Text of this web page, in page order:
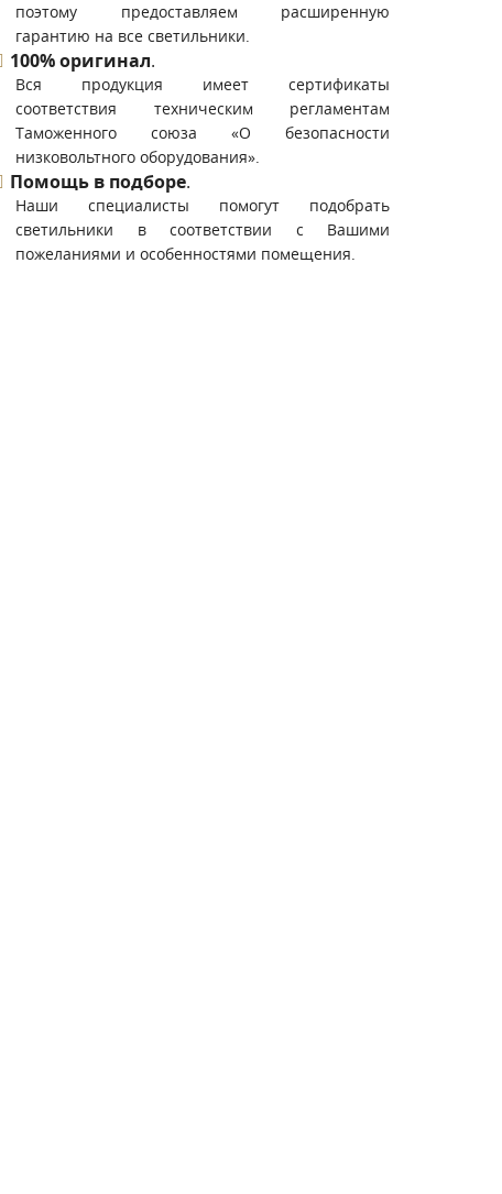
поэтому предоставляем расширенную
гарантию на все светильники.
100% оригинал.
Вся продукция имеет сертификаты
соответствия техническим регламентам
Таможенного союза «О безопасности
низковольтного оборудования».
Помощь в подборе.
Наши специалисты помогут подобрать
светильники в соответствии с Вашими
пожеланиями и особенностями помещения.